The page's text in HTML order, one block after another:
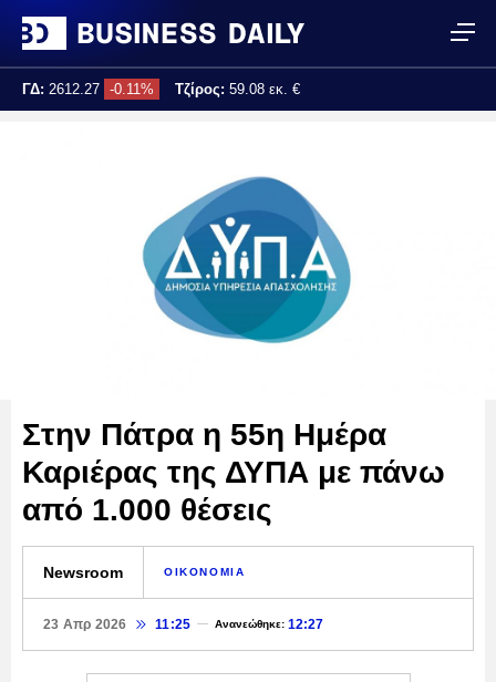
ΓΔ: 2612.27 -0.11% Τζίρος: 59.08 εκ. €
Στην Πάτρα η 55η Ημέρα
Καριέρας της ΔΥΠΑ με πάνω
από 1.000 θέσεις
Newsroom ΟΙΚΟΝΟΜΙΑ
23 Απρ 2026 11:25 Ανανεώθηκε: 12:27